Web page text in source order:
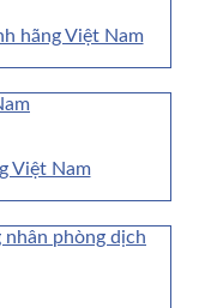
hãng Việt Nam
Việt Nam